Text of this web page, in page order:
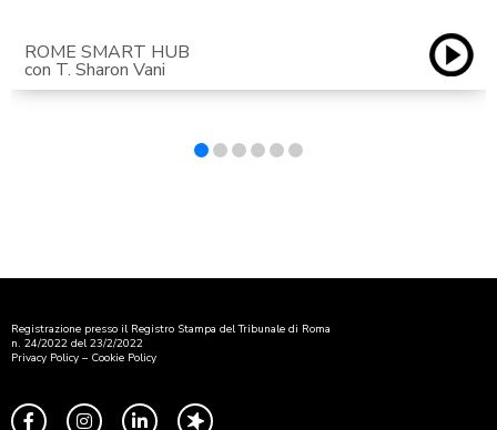
ROME SMART HUB
con T. Sharon Vani
Registrazione presso il Registro Stampa del Tribunale di Roma
n. 24/2022 del 23/2/2022
Privacy Policy – Cookie Policy